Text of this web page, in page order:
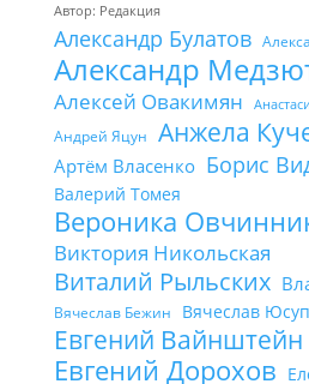
Автор: Редакция
Александр Булатов
Александр
Алексей Овакимян
Андрей Яцун Анжела
Артём Власенко Борис
Валерий Томея
Вероника
Виктория Никольская
Виталий Рыльских
Вячеслав Бежин Вячеслав
Евгений Вайнштейн
Евгений Дорохов